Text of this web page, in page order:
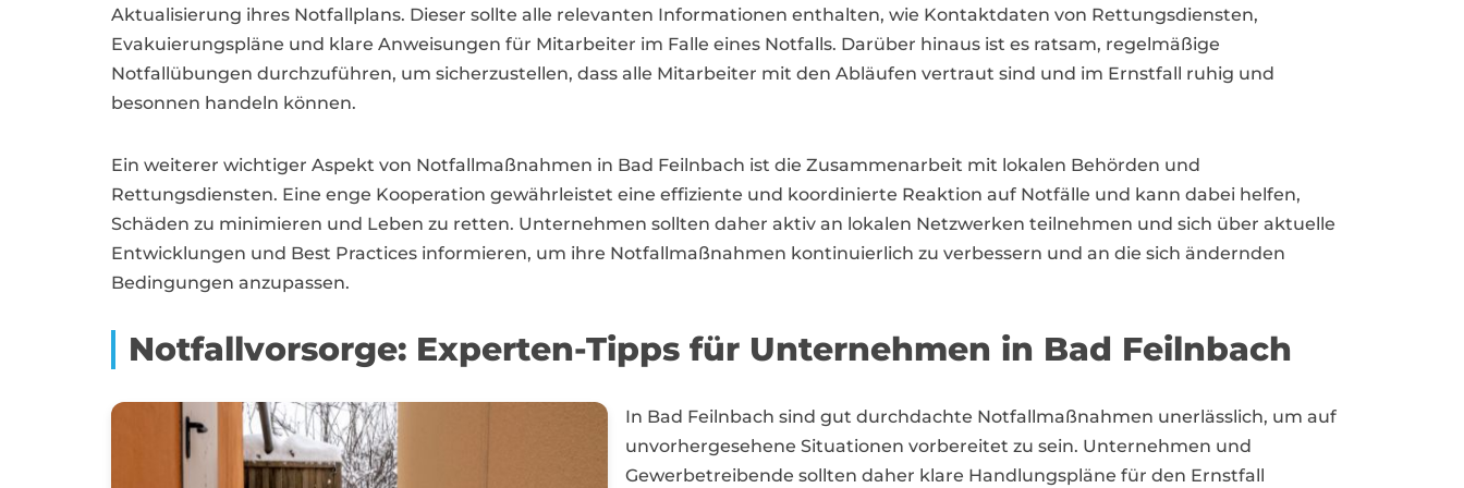
Aktualisierung ihres Notfallplans. Dieser sollte alle relevanten Informationen enthalten, wie Kontaktdaten von Rettungsdiensten,
Evakuierungspläne und klare Anweisungen für Mitarbeiter im Falle eines Notfalls. Darüber hinaus ist es ratsam, regelmäßige
Notfallübungen durchzuführen, um sicherzustellen, dass alle Mitarbeiter mit den Abläufen vertraut sind und im Ernstfall ruhig und
besonnen handeln können.
Ein weiterer wichtiger Aspekt von Notfallmaßnahmen in Bad Feilnbach ist die Zusammenarbeit mit lokalen Behörden und
Rettungsdiensten. Eine enge Kooperation gewährleistet eine effiziente und koordinierte Reaktion auf Notfälle und kann dabei helfen,
Schäden zu minimieren und Leben zu retten. Unternehmen sollten daher aktiv an lokalen Netzwerken teilnehmen und sich über aktuelle
Entwicklungen und Best Practices informieren, um ihre Notfallmaßnahmen kontinuierlich zu verbessern und an die sich ändernden
Bedingungen anzupassen.
Notfallvorsorge: Experten-Tipps für Unternehmen in Bad Feilnbach
In Bad Feilnbach sind gut durchdachte Notfallmaßnahmen unerlässlich, um auf
unvorhergesehene Situationen vorbereitet zu sein. Unternehmen und
Gewerbetreibende sollten daher klare Handlungspläne für den Ernstfall